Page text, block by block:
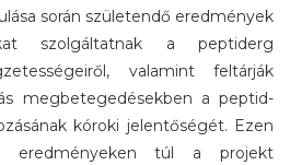
során születendő eredmények
szolgáltatnak a peptiderg
valamint feltárják
megbetegedésekben a peptid-
kóroki jelentőségét. Ezen
eredményeken túl a projekt